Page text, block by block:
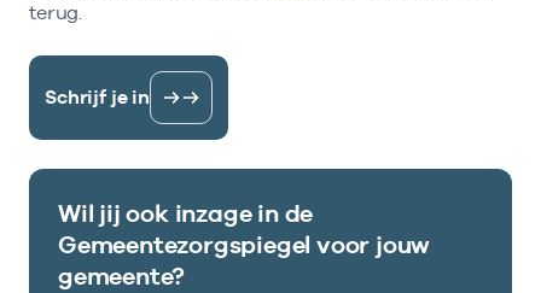
terug.
Schrijf je in
Wil jij ook inzage in de
Gemeentezorgspiegel voor jouw
gemeente?